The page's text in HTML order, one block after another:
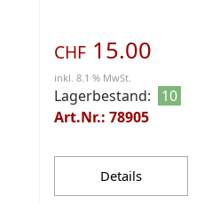
CHF 15.00
inkl. 8.1 % MwSt.
Lagerbestand:
10
Art.Nr.: 78905
Details